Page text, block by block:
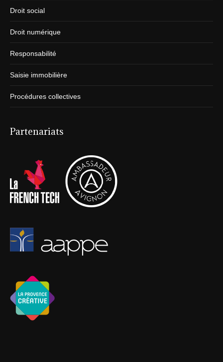
Droit social
Droit numérique
Responsabilité
Saisie immobilière
Procédures collectives
Partenariats